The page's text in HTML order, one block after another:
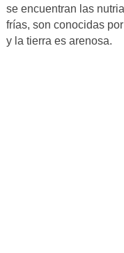
se encuentran las
frías, son conocidas
y la tierra es arenosa.